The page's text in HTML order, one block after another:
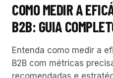
COMO MEDIR A
B2B: GUIA
Entenda como medir a
B2B com métricas
recomendadas e